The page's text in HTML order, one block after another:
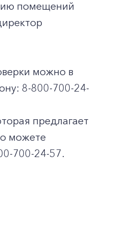
помещений
можно в
8-800-700-24-
предлагает
можете
700-24-57.